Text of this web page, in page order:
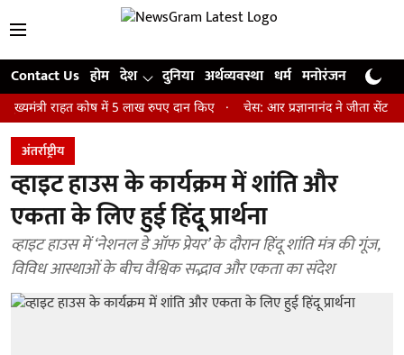
Contact Us होम देश दुनिया अर्थव्यवस्था धर्म मनोरंजन खेल
कोष में 5 लाख रुपए दान किए चेस: आर प्रज्ञानानंद ने जीता सेंट लुइस
अंतर्राष्ट्रीय
व्हाइट हाउस के कार्यक्रम में शांति और
एकता के लिए हुई हिंदू प्रार्थना
व्हाइट हाउस में ‘नेशनल डे ऑफ प्रेयर’ के दौरान हिंदू शांति मंत्र की गूंज,
विविध आस्थाओं के बीच वैश्विक सद्भाव और एकता का संदेश